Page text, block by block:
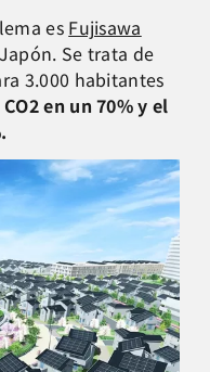
es Fujisawa
Se trata de
3.000 habitantes
en un 70% y el